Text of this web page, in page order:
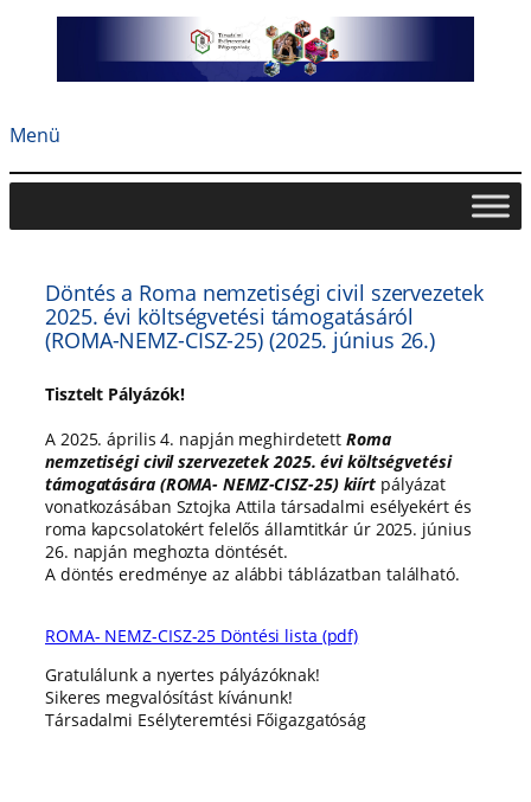
Menü
Döntés a Roma nemzetiségi civil szervezetek
2025. évi költségvetési támogatásáról
(ROMA-NEMZ-CISZ-25) (2025. június 26.)
Tisztelt Pályázók!
A 2025. április 4. napján meghirdetettRoma
nemzetiségi civil szervezetek 2025. évi költségvetési
támogatására (ROMA- NEMZ-CISZ-25) kiírt pályázat
vonatkozásában Sztojka Attila társadalmi esélyekért és
roma kapcsolatokért felelős államtitkár úr 2025. június
26. napján meghozta döntését.
A döntés eredménye az alábbi táblázatban található.
ROMA- NEMZ-CISZ-25 Döntési lista (pdf)
Gratulálunk a nyertes pályázóknak!
Sikeres megvalósítást kívánunk!
Társadalmi Esélyteremtési Főigazgatóság